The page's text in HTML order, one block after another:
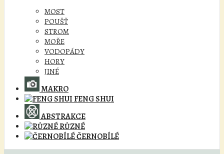
MOST
POUŠŤ
STROM
MOŘE
VODOPÁDY
HORY
JINÉ
MAKRO
FENG SHUI
ABSTRAKCE
RŮZNÉ
ČERNOBÍLÉ